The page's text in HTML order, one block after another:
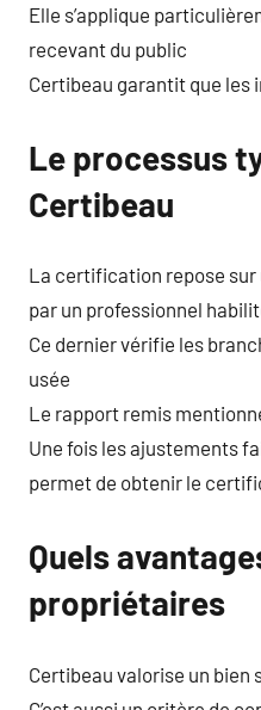
Elle s’applique
recevant du public
Certibeau garantit que les
Le processus
Certibeau
La certification repose sur
par un professionnel
Ce dernier vérifie les
usée
Le rapport remis
Une fois les ajustements
permet de obtenir le
Quels
propriétaires
Certibeau valorise un bien